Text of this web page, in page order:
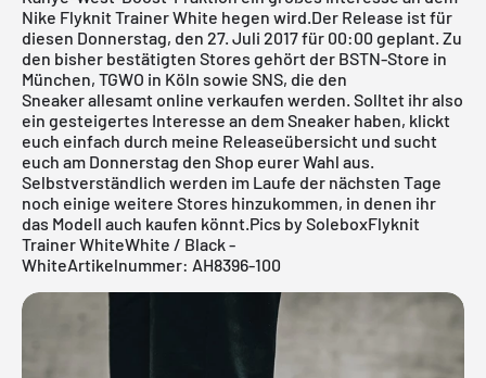
Nike Flyknit Trainer White hegen wird.Der Release ist für
diesen Donnerstag, den 27. Juli 2017 für 00:00 geplant. Zu
den bisher bestätigten Stores gehört der BSTN-Store in
München, TGWO in Köln sowie SNS, die den
Sneaker allesamt online verkaufen werden. Solltet ihr also
ein gesteigertes Interesse an dem Sneaker haben, klickt
euch einfach durch meine Releaseübersicht und sucht
euch am Donnerstag den Shop eurer Wahl aus.
Selbstverständlich werden im Laufe der nächsten Tage
noch einige weitere Stores hinzukommen, in denen ihr
das Modell auch kaufen könnt.Pics by SoleboxFlyknit
Trainer WhiteWhite / Black -
WhiteArtikelnummer: AH8396-100